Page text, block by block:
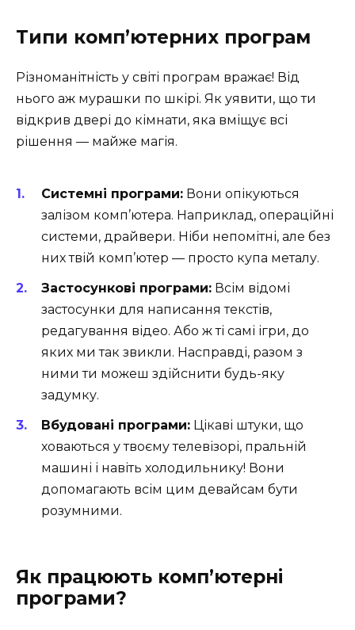
Типи комп’ютерних програм
Різноманітність у світі програм вражає! Від
нього аж мурашки по шкірі. Як уявити, що ти
відкрив двері до кімнати, яка вміщує всі
рішення — майже магія.
Системні програми: Вони опікуються
залізом комп’ютера. Наприклад, операційні
системи, драйвери. Ніби непомітні, але без
них твій комп’ютер — просто купа металу.
Застосункові програми: Всім відомі
застосунки для написання текстів,
редагування відео. Або ж ті самі ігри, до
яких ми так звикли. Насправді, разом з
ними ти можеш здійснити будь-яку
задумку.
Вбудовані програми: Цікаві штуки, що
ховаються у твоєму телевізорі, пральній
машині і навіть холодильнику! Вони
допомагають всім цим девайсам бути
розумними.
Як працюють комп’ютерні
програми?